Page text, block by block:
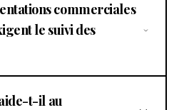
commerciales
le suivi des
t-il au